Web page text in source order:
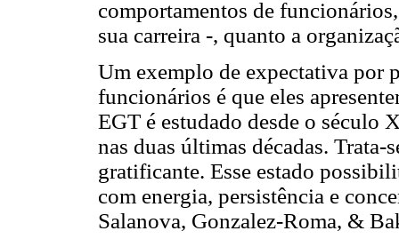
comportamentos de
sua carreira -, quanto a
Um exemplo de expectativa por
funcionários é que eles
EGT é estudado desde o século
nas duas últimas décadas.
gratificante. Esse estado
com energia, persistência e
Salanova, Gonzalez-Roma, &